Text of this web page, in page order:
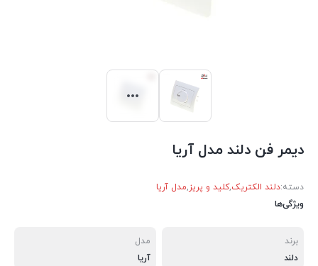
دیمر فن دلند مدل آریا
دسته:دلند الکتریک,کلید و پریز,مدل آریا
ویژگی‌ها
برند
دلند
مدل
آریا